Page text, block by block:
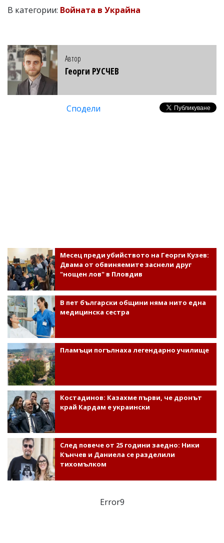
В категории: Войната в Украйна
Автор
Георги РУСЧЕВ
Сподели
Месец преди убийството на Георги Кузев:
Двама от обвиняемите заснели друг
"нощен лов" в Пловдив
В пет български общини няма нито една
медицинска сестра
Пламъци погълнаха легендарно училище
Костадинов: Казахме първи, че дронът
край Кардам е украински
След повече от 25 години заедно: Ники
Кънчев и Даниела се разделили
тихомълком
Error9